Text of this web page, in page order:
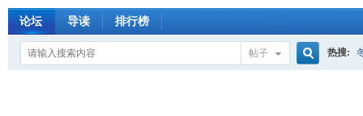
论坛 导读 排行榜
帖子 热搜: